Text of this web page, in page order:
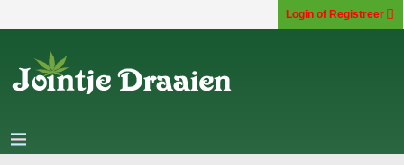
Login of Registreer